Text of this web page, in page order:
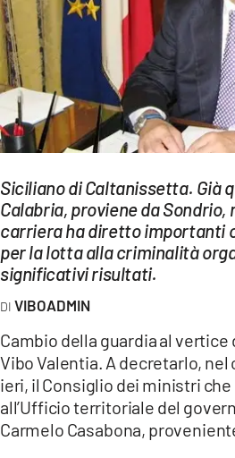
ECONOMIA E LAVORO
EVENTI
SPORT
Streaming
LAC NETWORK
LAC ONAIR
LaC
LACPLAY.IT
LACTV.IT
LACONAIR.IT
Siciliano di Caltanissetta. Già
Calabria, proviene da Sondrio,
carriera ha diretto importanti
per la lotta alla criminalità
significativi risultati.
VIBOADMIN
Cambio della guardia al
Vibo Valentia. A decretarlo,
ieri, il Consiglio dei ministri
all’Ufficio territoriale del
Carmelo Casabona,